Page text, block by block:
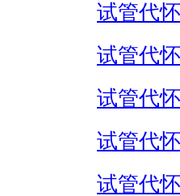
试管代
试管代
试管代
试管代
试管代